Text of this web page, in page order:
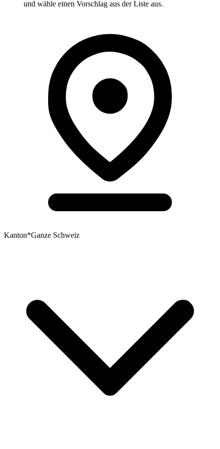
und wähle einen Vorschlag aus der Liste aus.
Kanton*Ganze Schweiz